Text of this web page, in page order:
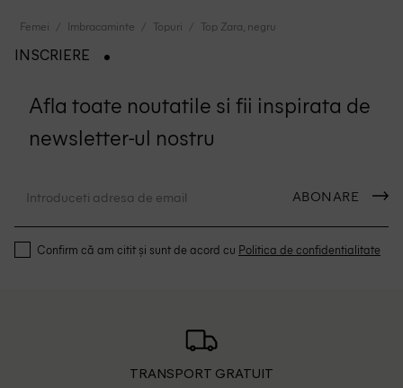
Femei Imbracaminte Topuri Top Zara, negru
INSCRIERE
Afla toate noutatile si fii inspirata de
newsletter-ul nostru
ABONARE
Confirm că am citit și sunt de acord cu Politica de confidentialitate
TRANSPORT GRATUIT